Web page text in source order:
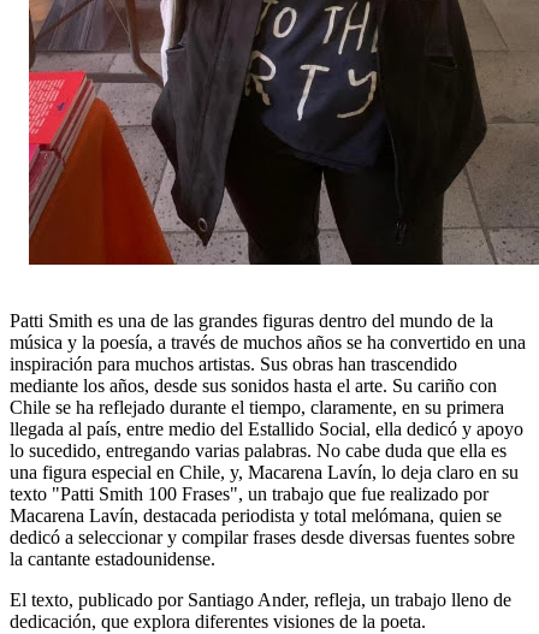
Patti Smith es una de las grandes figuras dentro del mundo de la
música y la poesía, a través de muchos años se ha convertido en una
inspiración para muchos artistas. Sus obras han trascendido
mediante los años, desde sus sonidos hasta el arte. Su cariño con
Chile se ha reflejado durante el tiempo, claramente, en su primera
llegada al país, entre medio del Estallido Social, ella dedicó y apoyo
lo sucedido, entregando varias palabras. No cabe duda que ella es
una figura especial en Chile, y, Macarena Lavín, lo deja claro en su
texto "Patti Smith 100 Frases", un trabajo que fue realizado por
Macarena Lavín, destacada periodista y total melómana, quien se
dedicó a seleccionar y compilar frases desde diversas fuentes sobre
la cantante estadounidense.
El texto, publicado por Santiago Ander, refleja, un trabajo lleno de
dedicación, que explora diferentes visiones de la poeta.